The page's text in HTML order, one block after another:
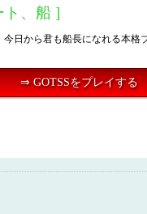
ト、船 ]
今日から君も船長になれる本格
⇒ GOTSSをプレイする